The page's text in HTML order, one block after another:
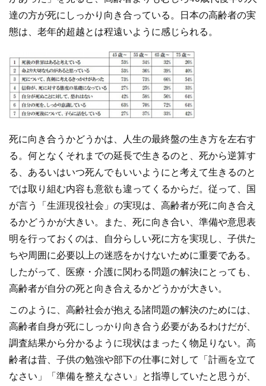
達の方が死にしっかり向き合っている。日本の高齢者の実
態は、老年的超越とは程遠いように感じられる。
死に向き合うかどうかは、人生の最終盤の生き方を左右す
る。何となくそれまでの延長で生きるのと、死から逆算す
る、あるいはいつ死んでもいいようにと考えて生きるのと
では取り組む内容も意欲も違ってくるからだ。従って、国
が言う「生涯現役社会」の実現は、高齢者が死に向き合え
るかどうかが大きい。また、死に向き合い、準備や意思表
明を行っておくのは、自分らしい死に方を実現し、子供た
ちや周囲に必要以上の迷惑をかけないために重要である。
したがって、医療・介護に関わる問題の解決にとっても、
高齢者が自分の死と向き合えるかどうかが大きい。
このように、高齢社会が抱える諸問題の解決のためには、
高齢者自身が死にしっかり向き合う必要があるわけだが、
調査結果から分かるように現状はまったく物足りない。高
齢者は昔、子供の勉強や部下の仕事に対して「計画を立て
なさい」「準備を整えなさい」と指導していたと思うが、